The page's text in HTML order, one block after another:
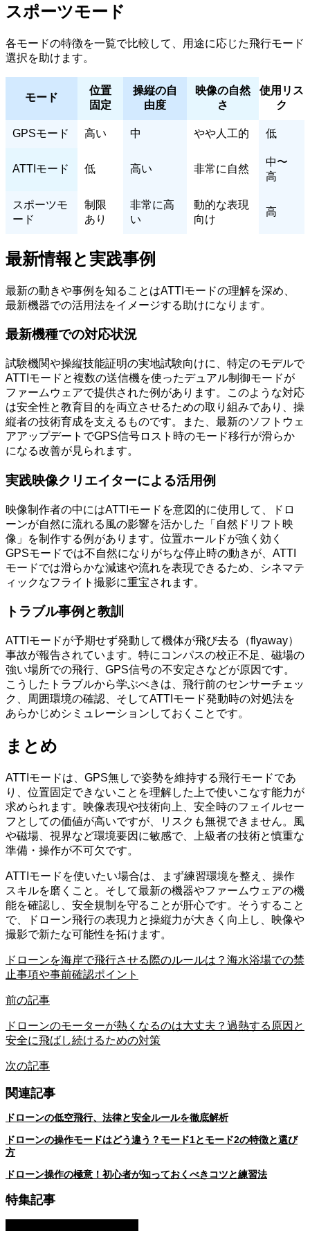
スポーツモード
各モードの特徴を一覧で比較して、用途に応じた飛行モード
選択を助けます。
モード
位置
固定
操縦の自
由度
映像の自然
さ
使用リス
ク
GPSモード 高い 中 やや人工的 低
ATTIモード 低 高い 非常に自然
中〜
高
スポーツモ
ード
制限
あり
非常に高
い
動的な表現
向け
高
最新情報と実践事例
最新の動きや事例を知ることはATTIモードの理解を深め、
最新機器での活用法をイメージする助けになります。
最新機種での対応状況
試験機関や操縦技能証明の実地試験向けに、特定のモデルで
ATTIモードと複数の送信機を使ったデュアル制御モードが
ファームウェアで提供された例があります。このような対応
は安全性と教育目的を両立させるための取り組みであり、操
縦者の技術育成を支えるものです。また、最新のソフトウェ
アアップデートでGPS信号ロスト時のモード移行が滑らか
になる改善が見られます。
実践映像クリエイターによる活用例
映像制作者の中にはATTIモードを意図的に使用して、ドロ
ーンが自然に流れる風の影響を活かした「自然ドリフト映
像」を制作する例があります。位置ホールドが強く効く
GPSモードでは不自然になりがちな停止時の動きが、ATTI
モードでは滑らかな減速や流れを表現できるため、シネマテ
ィックなフライト撮影に重宝されます。
トラブル事例と教訓
ATTIモードが予期せず発動して機体が飛び去る（flyaway）
事故が報告されています。特にコンパスの校正不足、磁場の
強い場所での飛行、GPS信号の不安定さなどが原因です。
こうしたトラブルから学ぶべきは、飛行前のセンサーチェッ
ク、周囲環境の確認、そしてATTIモード発動時の対処法を
あらかじめシミュレーションしておくことです。
まとめ
ATTIモードは、GPS無しで姿勢を維持する飛行モードであ
り、位置固定できないことを理解した上で使いこなす能力が
求められます。映像表現や技術向上、安全時のフェイルセー
フとしての価値が高いですが、リスクも無視できません。風
や磁場、視界など環境要因に敏感で、上級者の技術と慎重な
準備・操作が不可欠です。
ATTIモードを使いたい場合は、まず練習環境を整え、操作
スキルを磨くこと。そして最新の機器やファームウェアの機
能を確認し、安全規制を守ることが肝心です。そうすること
で、ドローン飛行の表現力と操縦力が大きく向上し、映像や
撮影で新たな可能性を拓けます。
ドローンを海岸で飛行させる際のルールは？海水浴場での禁
止事項や事前確認ポイント
前の記事
ドローンのモーターが熱くなるのは大丈夫？過熱する原因と
安全に飛ばし続けるための対策
次の記事
関連記事
ドローンの低空飛行、法律と安全ルールを徹底解析
ドローンの操作モードはどう違う？モード1とモード2の特徴と選び
方
ドローン操作の極意！初心者が知っておくべきコツと練習法
特集記事